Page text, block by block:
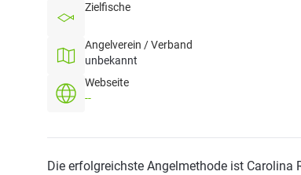
Zielfische
Angelverein / Verband
unbekannt
Webseite
--
Die erfolgreichste Angelmethode ist Carolina